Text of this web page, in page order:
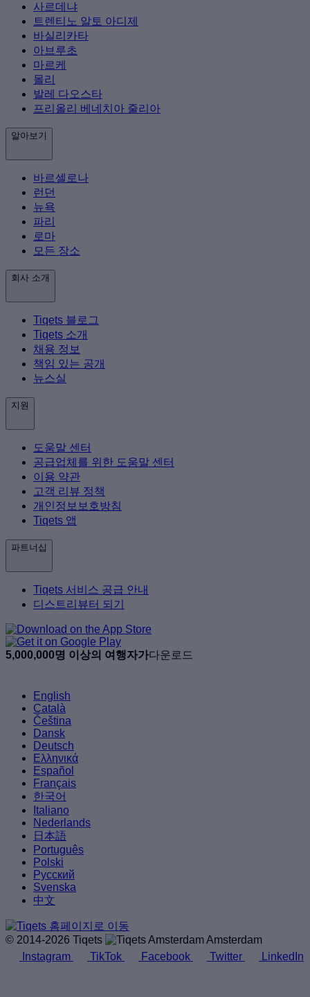
사르데냐
트렌티노 알토 아디제
바실리카타
아브루초
마르케
몰리
발레 다오스타
프리올리 베네치아 줄리아
알아보기
바르셀로나
런던
뉴욕
파리
로마
모든 장소
회사 소개
Tiqets 블로그
Tiqets 소개
채용 정보
책임 있는 공개
뉴스실
지원
도움말 센터
공급업체를 위한 도움말 센터
이용 약관
고객 리뷰 정책
개인정보보호방침
Tiqets 앱
파트너십
Tiqets 서비스 공급 안내
디스트리뷰터 되기
5,000,000명 이상의 여행자가다운로드
English
Català
Čeština
Dansk
Deutsch
Ελληνικά
Español
Français
한국어
Italiano
Nederlands
日本語
Português
Polski
Русский
Svenska
中文
© 2014-2026 Tiqets
Amsterdam
Instagram
TikTok Facebook Twitter LinkedIn